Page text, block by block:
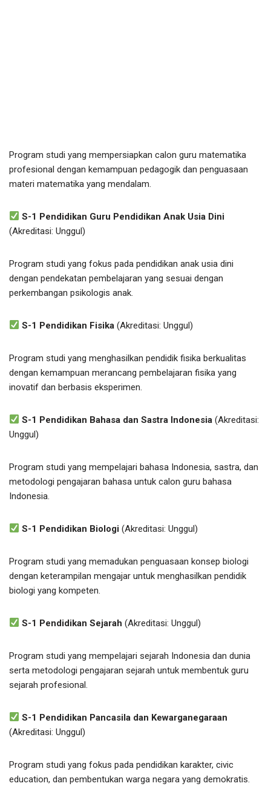
Program studi yang mempersiapkan calon guru matematika
profesional dengan kemampuan pedagogik dan penguasaan
materi matematika yang mendalam.
S-1 Pendidikan Guru Pendidikan Anak Usia Dini
(Akreditasi: Unggul)
Program studi yang fokus pada pendidikan anak usia dini
dengan pendekatan pembelajaran yang sesuai dengan
perkembangan psikologis anak.
S-1 Pendidikan Fisika (Akreditasi: Unggul)
Program studi yang menghasilkan pendidik fisika berkualitas
dengan kemampuan merancang pembelajaran fisika yang
inovatif dan berbasis eksperimen.
S-1 Pendidikan Bahasa dan Sastra Indonesia (Akreditasi:
Unggul)
Program studi yang mempelajari bahasa Indonesia, sastra, dan
metodologi pengajaran bahasa untuk calon guru bahasa
Indonesia.
S-1 Pendidikan Biologi (Akreditasi: Unggul)
Program studi yang memadukan penguasaan konsep biologi
dengan keterampilan mengajar untuk menghasilkan pendidik
biologi yang kompeten.
S-1 Pendidikan Sejarah (Akreditasi: Unggul)
Program studi yang mempelajari sejarah Indonesia dan dunia
serta metodologi pengajaran sejarah untuk membentuk guru
sejarah profesional.
S-1 Pendidikan Pancasila dan Kewarganegaraan
(Akreditasi: Unggul)
Program studi yang fokus pada pendidikan karakter, civic
education, dan pembentukan warga negara yang demokratis.